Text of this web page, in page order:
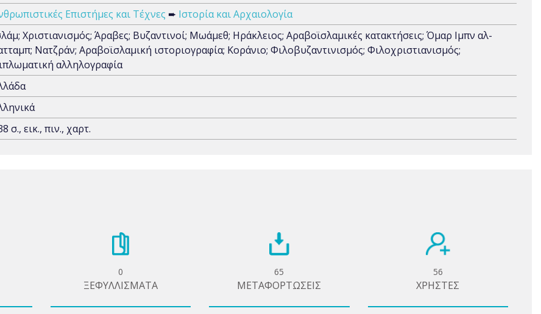
Επιστήμες και Τέχνες ➨ Ιστορία και Αρχαιολογία
Χριστιανισμός; Άραβες; Βυζαντινοί; Μωάμεθ; Ηράκλειος; Αραβοϊσλαμικές κατακτήσεις; Όμαρ Ιμπν αλ-
Νατζράν; Αραβοϊσλαμική ιστοριογραφία; Κοράνιο; Φιλοβυζαντινισμός; Φιλοχριστιανισμός;
αλληλογραφία
σ., εικ., πιν., χαρτ.
0
ΞΕΦΥΛΛΙΣΜΑΤΑ
65
ΜΕΤΑΦΟΡΤΩΣΕΙΣ
56
ΧΡΗΣΤΕΣ